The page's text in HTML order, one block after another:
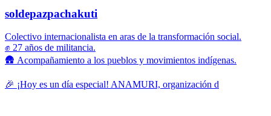
soldepazpachakuti
Colectivo internacionalista en aras de la transformación social.
✊ 27 años de militancia.
🛖 Acompañamiento a los pueblos y movimientos indígenas.
🎉 ¡Hoy es un día especial! ANAMURI, organización d